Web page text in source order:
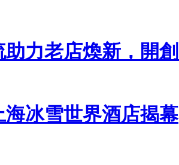
力老店煥新，開
冰雪世界酒店揭幕